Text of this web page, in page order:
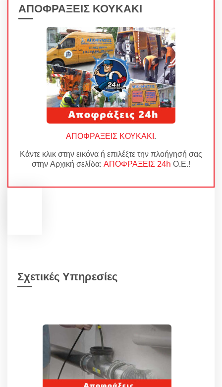
ΑΠΟΦΡΑΞΕΙΣ ΚΟΥΚΑΚΙ
ΑΠΟΦΡΑΞΕΙΣ ΚΟΥΚΑΚΙ.
Κάντε κλικ στην εικόνα ή επιλέξτε την πλοήγησή σας
στην Αρχική σελίδα: ΑΠΟΦΡΑΞΕΙΣ 24h Ο.Ε.!
Σχετικές Υπηρεσίες